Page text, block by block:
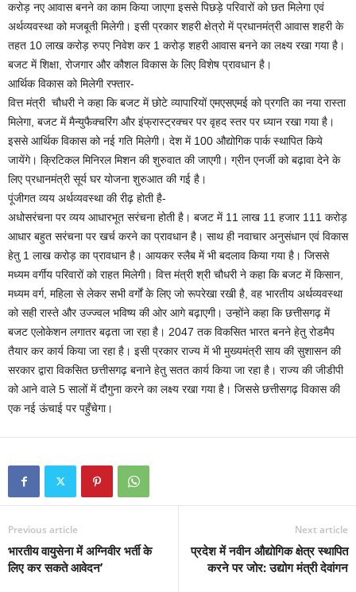
करोड़ नए आवास बनने का काम किया जाएगा इससे पिछड़े परिवारों को छत मिलेगा एवं
अर्थव्यवस्था को मजबूती मिलेगी। इसी प्रकार शहरी क्षेत्रो में प्रधानमंत्री आवास शहरी के
तहत 10 लाख करोड़ रुपए निवेश कर 1 करोड़ शहरी आवास बनने का लक्ष्य रखा गया है।
बजट में शिक्षा, रोजगार और कौशल विकास के लिए विशेष प्रावधान है।
आर्थिक विकास को मिलेगी रफ्तार-
वित्त मंत्री चौधरी ने कहा कि बजट में छोटे व्यापारियों एमएसएमई को प्रगति का नया रास्ता
मिलेगा, बजट में मैन्युफैक्चरिंग और इंफ्रास्ट्रक्चर पर वृहद स्तर पर ध्यान रखा गया है।
इससे आर्थिक विकास को नई गति मिलेगी। देश में 100 औद्योगिक पार्क स्थापित किये
जायेंगे। क्रिटिकल मिनिरल मिशन की शुरुवात की जाएगी। ग्रीन एनर्जी को बढ़ावा देने के
लिए प्रधानमंत्री सूर्य घर योजना शुरुआत की गई है।
पूंजीगत व्यय अर्थव्यवस्था की रीढ़ होती है-
अधोसरंचना पर व्यय आधारभूत सरंचना होती है। बजट में 11 लाख 11 हजार 111 करोड़
आधार बहुत सरंचना पर खर्च करने का प्रावधान है। साथ ही नवाचार अनुसंधान एवं विकास
हेतु 1 लाख करोड़ का प्रावधान है। आयकर स्लैब में भी बदलाव किया गया है। जिससे
मध्यम वर्गीय परिवारों को राहत मिलेगी। वित्त मंत्री श्री चौधरी ने कहा कि बजट में किसान,
मध्यम वर्ग, महिला से लेकर सभी वर्गों के लिए जो रूपरेखा रखी है, वह भारतीय अर्थव्यवस्था
को सही रास्ते और उज्ज्वल भविष्य की ओर आगे बढ़ाएगी। उन्होंने कहा कि छत्तीसगढ़ में
बजट एलोकेशन लगातर बढ़ता जा रहा है। 2047 तक विकसित भारत बनने हेतु रोडमैप
तैयार कर कार्य किया जा रहा है। इसी प्रकार राज्य में भी मुख्यमंत्री साय की सुशासन की
सरकार द्वारा विकसित छत्तीसगढ़ बनाने हेतु सतत कार्य किया जा रहा है। राज्य की जीडीपी
को आने वाले 5 सालों में दौगुना करने का लक्ष्य रखा गया है। जिससे छत्तीसगढ़ विकास की
एक नई ऊंचाई पर पहुँचेगा।
Previous article
भारतीय वायुसेना में अग्निवीर भर्ती के
लिए कर सकते आवेदन’
Next article
प्रदेश में नवीन औद्योगिक क्षेत्र स्थापित
करने पर जोर: उद्योग मंत्री देवांगन